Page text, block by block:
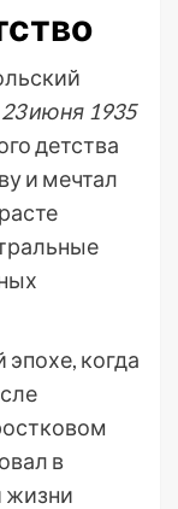
23 июня 1935
детства
и мечтал
когда
в
жизни